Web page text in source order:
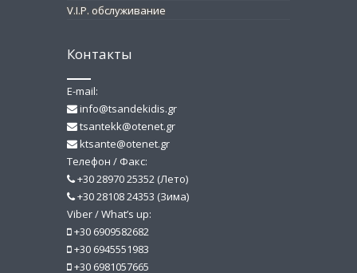
V.I.P. обслуживание
Контакты
E-mail:
info@tsandekidis.gr
tsantekk@otenet.gr
ktsante@otenet.gr
Телефон / Факс:
+30 28970 25352 (Лето)
+30 28108 24353 (Зима)
Viber / What’s up:
+30 6909582682
+30 6945551983
+30 6981057665